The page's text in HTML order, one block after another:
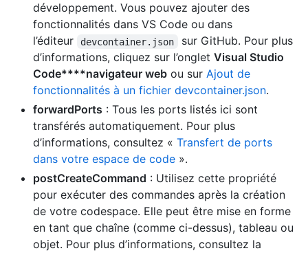
développement. Vous pouvez ajouter des
fonctionnalités dans VS Code ou dans
l’éditeur
devcontainer.json
sur GitHub. Pour plus
d’informations, cliquez sur l’onglet Visual Studio
Code****navigateur web ou sur Ajout de
fonctionnalités à un fichier devcontainer.json.
forwardPorts : Tous les ports listés ici sont
transférés automatiquement. Pour plus
d’informations, consultez « Transfert de ports
dans votre espace de code ».
postCreateCommand : Utilisez cette propriété
pour exécuter des commandes après la création
de votre codespace. Elle peut être mise en forme
en tant que chaîne (comme ci-dessus), tableau ou
objet. Pour plus d’informations, consultez la